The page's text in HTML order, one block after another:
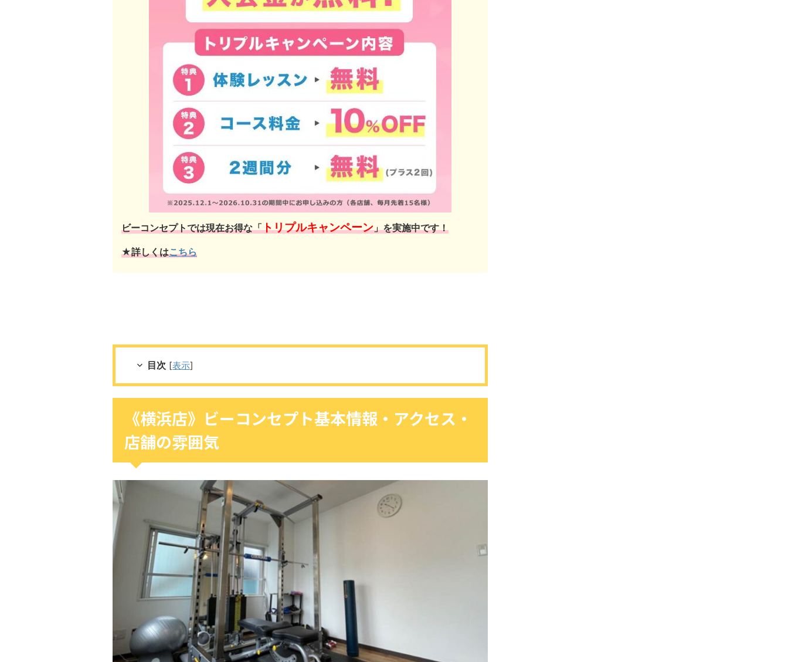
ビーコンセプトでは現在お得な「トリプルキャンペーン」を実施中です！
★詳しくはこちら
目次 [表示]
《横浜店》ビーコンセプト基本情報・アクセス・
店舗の雰囲気